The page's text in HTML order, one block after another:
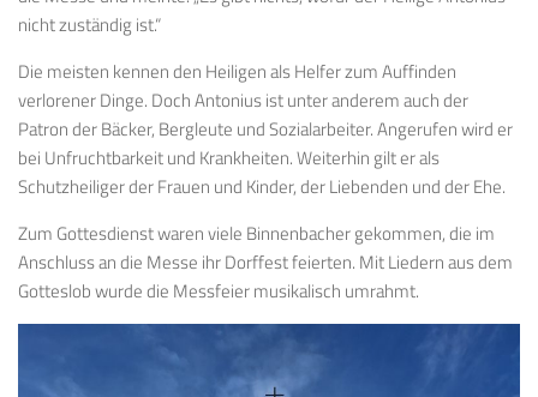
nicht zuständig ist.“
Die meisten kennen den Heiligen als Helfer zum Auffinden
verlorener Dinge. Doch Antonius ist unter anderem auch der
Patron der Bäcker, Bergleute und Sozialarbeiter. Angerufen wird er
bei Unfruchtbarkeit und Krankheiten. Weiterhin gilt er als
Schutzheiliger der Frauen und Kinder, der Liebenden und der Ehe.
Zum Gottesdienst waren viele Binnenbacher gekommen, die im
Anschluss an die Messe ihr Dorffest feierten. Mit Liedern aus dem
Gotteslob wurde die Messfeier musikalisch umrahmt.